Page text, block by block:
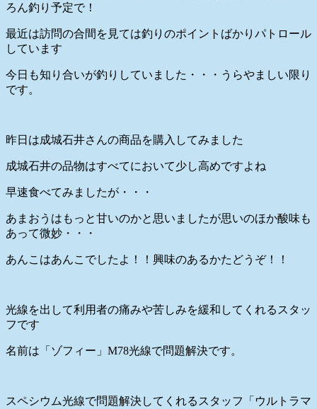
ろん釣り予定で！
最近は訪問の合間を見ては釣りのポイントばかりパトロール
しています
今日も知り合いが釣りしていました・・・うらやましい限り
です。
昨日は成城石井さんの商品を購入してみました
成城石井の品物はすべてにおいて少し高めですよね
早速食べてみましたが・・・
あまおうはもっと甘いのかと思いましたが思いのほか酸味も
あって微妙・・・
あんこはあんこでしたよ！！興味のあるかたどうぞ！！
光線を出して利用者の痛みや苦しみを緩和してくれるスタッ
フです
名前は「ゾフィー」M78光線で問題解決です。
スペシウム光線で問題解決してくれるスタッフ「ウルトラマ